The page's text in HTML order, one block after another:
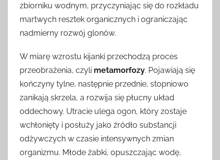
zbiorniku wodnym, przyczyniając się do rozkładu
martwych resztek organicznych i ograniczając
nadmierny rozwój glonów.
W miarę wzrostu kijanki przechodzą proces
przeobrażenia, czyli metamorfozy. Pojawiają się
kończyny tylne, następnie przednie, stopniowo
zanikają skrzela, a rozwija się płucny układ
oddechowy. Utracie ulega ogon, który zostaje
wchłonięty i posłuży jako źródło substancji
odżywczych w czasie intensywnych zmian
organizmu. Młode żabki, opuszczając wodę,